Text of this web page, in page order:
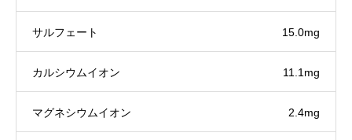
サルフェート 15.0mg
カルシウムイオン 11.1mg
マグネシウムイオン 2.4mg